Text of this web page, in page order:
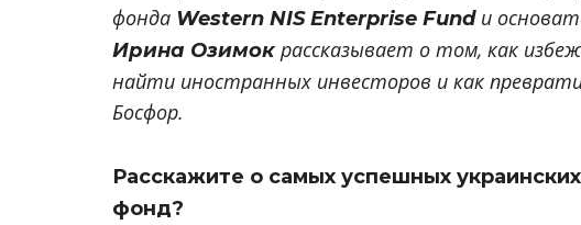
фонда Western NIS Enterprise Fundи
Ирина Озимок рассказывает о том, как
найти иностранных инвесторов и как
Босфор.
Расскажите о самых успешных
фонд?